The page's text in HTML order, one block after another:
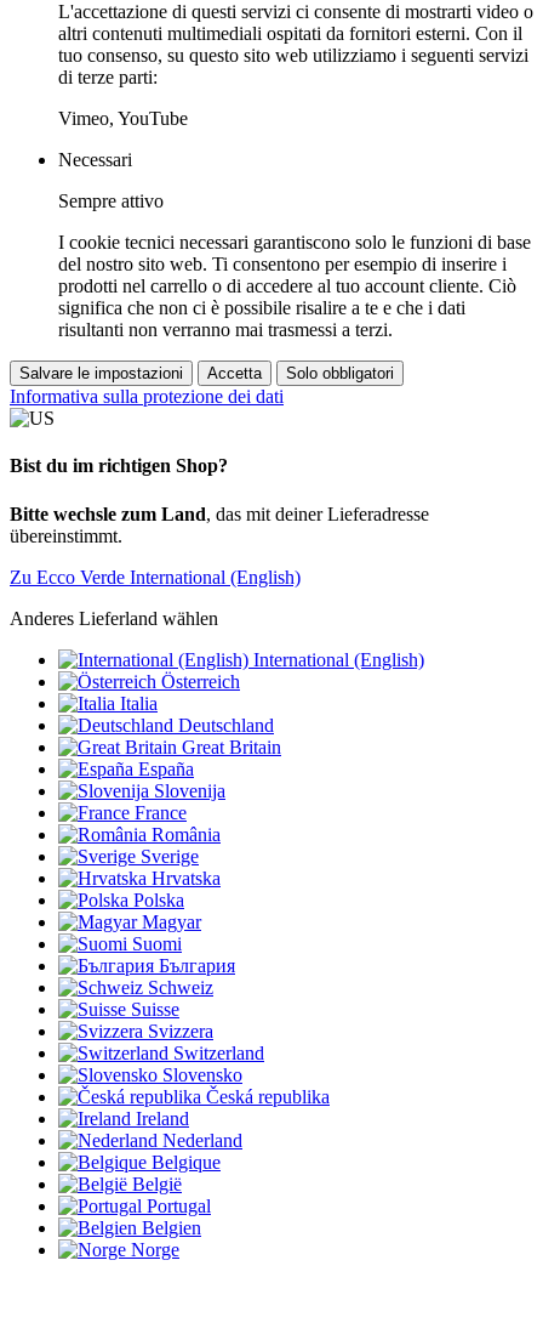
L'accettazione di questi servizi ci consente di mostrarti video o
altri contenuti multimediali ospitati da fornitori esterni. Con il
tuo consenso, su questo sito web utilizziamo i seguenti servizi
di terze parti:
Vimeo, YouTube
Necessari
Sempre attivo
I cookie tecnici necessari garantiscono solo le funzioni di base
del nostro sito web. Ti consentono per esempio di inserire i
prodotti nel carrello o di accedere al tuo account cliente. Ciò
significa che non ci è possibile risalire a te e che i dati
risultanti non verranno mai trasmessi a terzi.
Salvare le impostazioni Accetta Solo obbligatori
Informativa sulla protezione dei dati
Bist du im richtigen Shop?
Bitte wechsle zum Land, das mit deiner Lieferadresse
übereinstimmt.
Zu Ecco Verde International (English)
Anderes Lieferland wählen
International (English)
Österreich
Italia
Deutschland
Great Britain
España
Slovenija
France
România
Sverige
Hrvatska
Polska
Magyar
Suomi
България
Schweiz
Suisse
Svizzera
Switzerland
Slovensko
Česká republika
Ireland
Nederland
Belgique
België
Portugal
Belgien
Norge